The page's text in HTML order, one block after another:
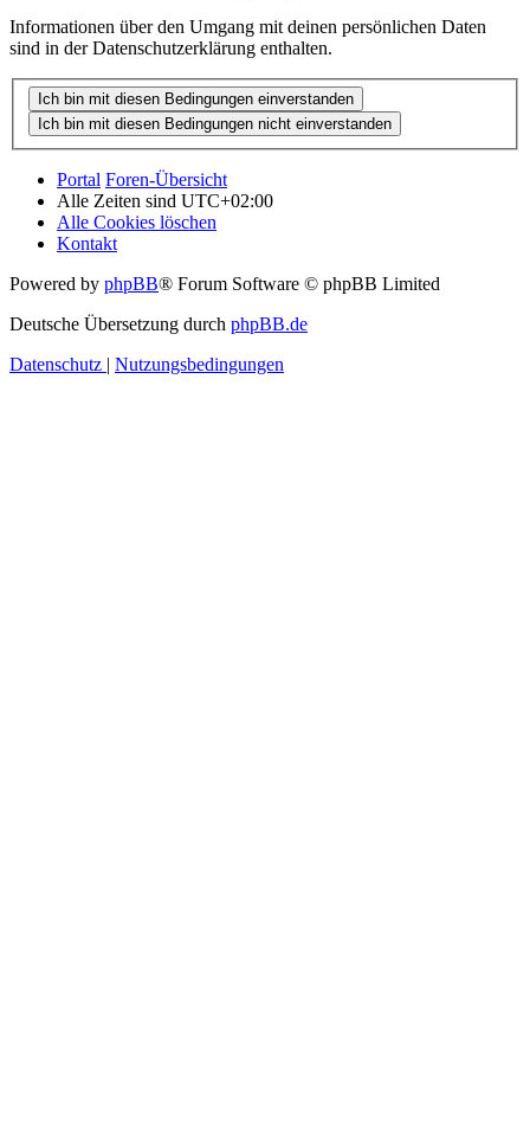
Informationen über den Umgang mit deinen persönlichen Daten
sind in der Datenschutzerklärung enthalten.
Portal Foren-Übersicht
Alle Zeiten sind UTC+02:00
Alle Cookies löschen
Kontakt
Powered by phpBB® Forum Software © phpBB Limited
Deutsche Übersetzung durch phpBB.de
Datenschutz | Nutzungsbedingungen